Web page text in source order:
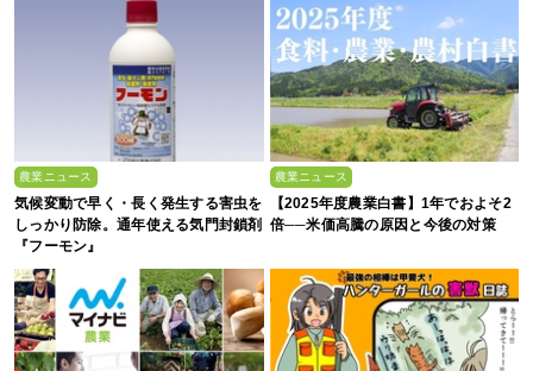
農業ニュース
気候変動で早く・長く発生する害虫を
しっかり防除。通年使える気門封鎖剤
『フーモン』
農業ニュース
【2025年度農業白書】1年でおよそ2
倍──米価高騰の原因と今後の対策